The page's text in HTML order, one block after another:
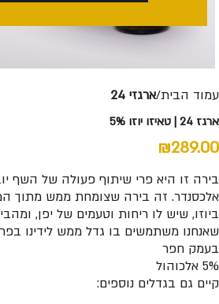
עמוד הבית ארגזי 24
ארגז 24 | טאיזו יוזו 5%
₪289.00
בירה זו היא פרי שיתוף פעולה של השף
אלכסנדר. זה בירה שצומחת ממש מתוך
ביוזו, שיש לו ריחות וטעמים של יפן,
שאנחנו משתמשים בו גדל ממש לידינו
בעמק חפר
5% אלכוהול
קיים גם בגדלים נוספים: